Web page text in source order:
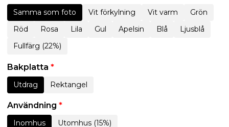
Samma som foto Vit förkylning Vit varm
Grön
Röd
Rosa Lila Gul Apelsin Blå
Ljusblå
Fullfärg (22%)
Bakplatta *
Utdrag Rektangel
Användning *
Inomhus Utomhus (15%)